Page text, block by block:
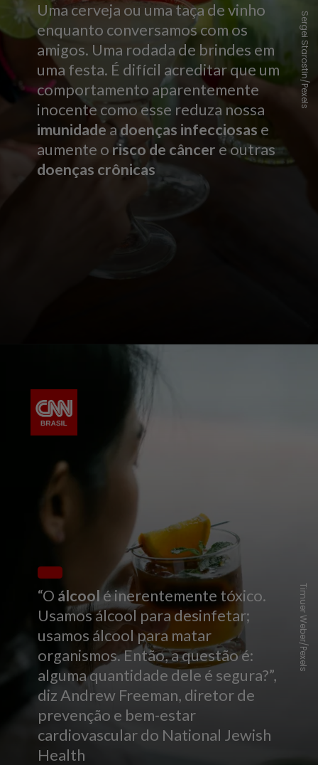
Uma cerveja ou uma taça de vinho
enquanto conversamos com os
amigos. Uma rodada de brindes em
uma festa. É difícil acreditar que um
comportamento aparentemente
inocente como esse reduza nossa
imunidadeadoenças infecciosas e
aumente o risco de câncer e outras
doenças crônicas
Sergei Starostin/Pexels
“O álcoolé inerentemente tóxico.
Usamos álcool para desinfetar;
usamos álcool para matar
organismos. Então, a questão é:
alguma quantidade dele é segura?”,
diz Andrew Freeman, diretor de
prevenção e bem-estar
cardiovascular do National Jewish
Health
Timuer Weber/Pexels